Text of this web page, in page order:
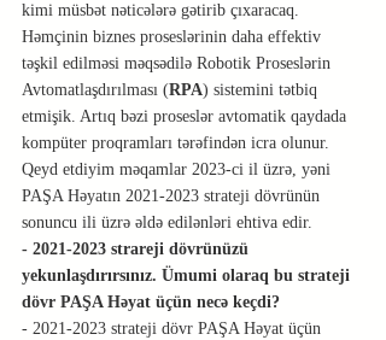
kimi müsbət nəticələrə gətirib çıxaracaq.
Həmçinin biznes proseslərinin daha effektiv
təşkil edilməsi məqsədilə Robotik Proseslərin
Avtomatlaşdırılması (RPA) sistemini tətbiq
etmişik. Artıq bəzi proseslər avtomatik qaydada
kompüter proqramları tərəfindən icra olunur.
Qeyd etdiyim məqamlar 2023-ci il üzrə, yəni
PAŞA Həyatın 2021-2023 strateji dövrünün
sonuncu ili üzrə əldə edilənləri ehtiva edir.
- 2021-2023 strareji dövrünüzü
yekunlaşdırırsınız. Ümumi olaraq bu strateji
dövr PAŞA Həyat üçün necə keçdi?
- 2021-2023 strateji dövr PAŞA Həyat üçün